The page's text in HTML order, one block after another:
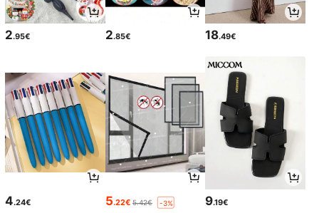
2.95€ 2.85€ 18.49€
4.24€ 5.22€ 5.42€ -3% 9.19€